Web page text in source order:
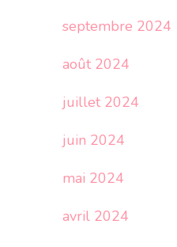
septembre 2024
août 2024
juillet 2024
juin 2024
mai 2024
avril 2024